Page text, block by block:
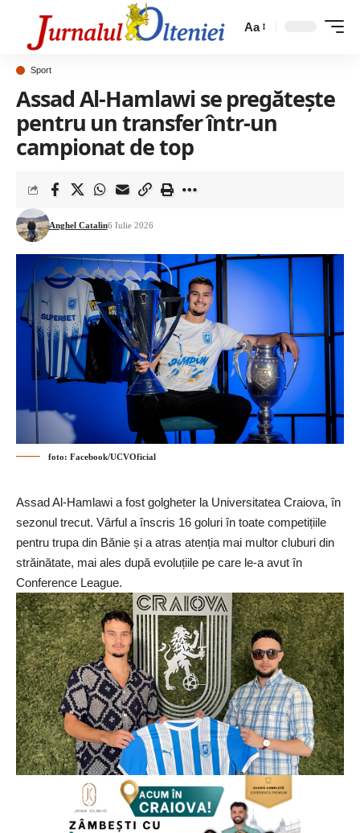
Aa
Sport
Assad Al-Hamlawi se pregătește
pentru un transfer într-un
campionat de top
Anghel Catalin6 Iulie 2026
foto: Facebook/UCVOficial
Assad Al-Hamlawi a fost golgheter la Universitatea Craiova, în
sezonul trecut. Vârful a înscris 16 goluri în toate competițiile
pentru trupa din Bănie și a atras atenția mai multor cluburi din
străinătate, mai ales după evoluțiile pe care le-a avut în
Conference League.